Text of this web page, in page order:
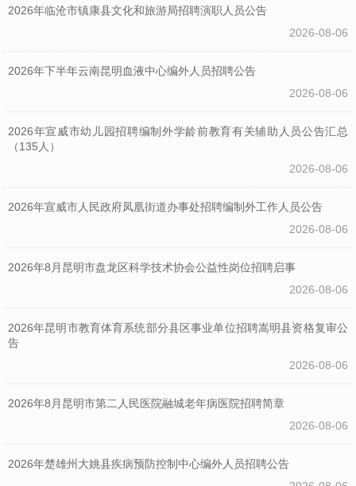
2026年临沧市镇康县文化和旅游局招聘演职人员公告
2026-08-06
2026年下半年云南昆明血液中心编外人员招聘公告
2026-08-06
2026年宣威市幼儿园招聘编制外学龄前教育有关辅助人员公告汇总
（135人）
2026-08-06
2026年宣威市人民政府凤凰街道办事处招聘编制外工作人员公告
2026-08-06
2026年8月昆明市盘龙区科学技术协会公益性岗位招聘启事
2026-08-06
2026年昆明市教育体育系统部分县区事业单位招聘嵩明县资格复审公
告
2026-08-06
2026年8月昆明市第二人民医院融城老年病医院招聘简章
2026-08-06
2026年楚雄州大姚县疾病预防控制中心编外人员招聘公告